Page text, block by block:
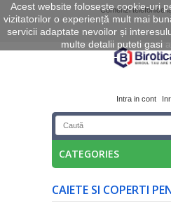
Comenzi telefonice
Intra in cont
CATEGORIES
CAIETE SI COPERTI
Acest website foloseste cookie-uri
vizitatorilor o experiență mult mai
servicii adaptate nevoilor și
multe detalii puteti gasi